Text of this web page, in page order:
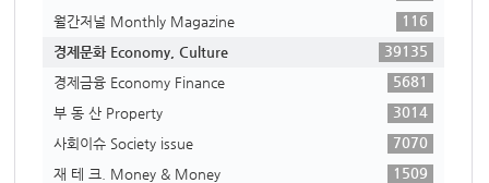
월간저널 Monthly Magazine
116
경제문화 Economy, Culture
39135
경제금융 Economy Finance
5681
부 동 산 Property
3014
사회이슈 Society issue
7070
재 테 크. Money & Money
1509